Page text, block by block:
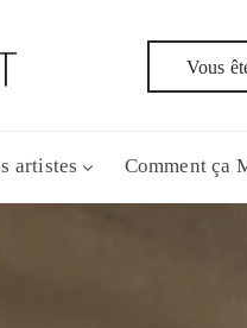
Vous
artistes Comment ça